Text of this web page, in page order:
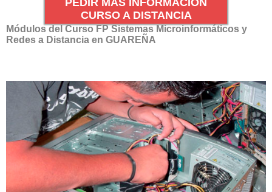
PEDIR MÁS INFORMACION
CURSO A DISTANCIA
Módulos del Curso FP Sistemas Microinformáticos y
Redes a Distancia en GUAREÑA